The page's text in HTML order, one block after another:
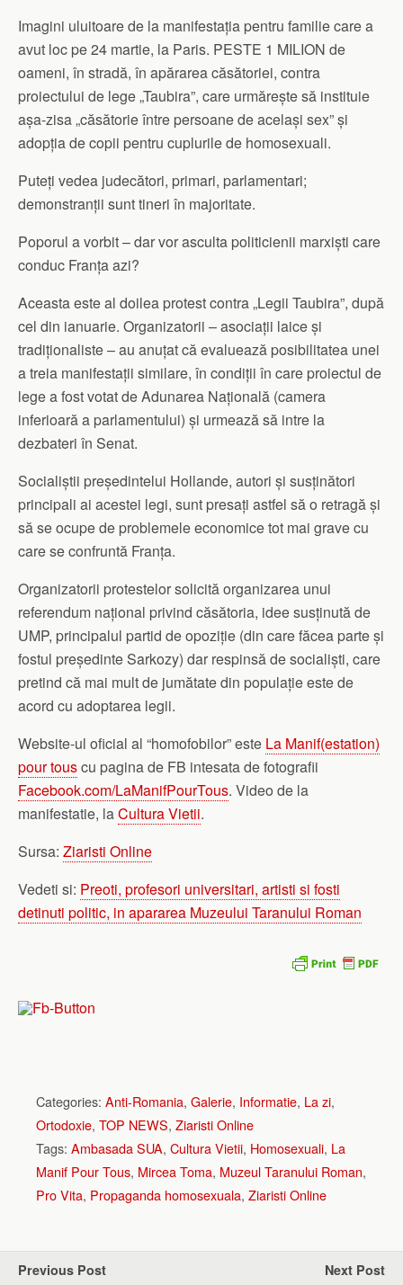
Imagini uluitoare de la manifestația pentru familie care a
avut loc pe 24 martie, la Paris. PESTE 1 MILION de
oameni, în stradă, în apărarea căsătoriei, contra
proiectului de lege „Taubira”, care urmărește să instituie
așa-zisa „căsătorie între persoane de același sex” și
adopția de copii pentru cuplurile de homosexuali.
Puteți vedea judecători, primari, parlamentari;
demonstranții sunt tineri în majoritate.
Poporul a vorbit – dar vor asculta politicienii marxiști care
conduc Franța azi?
Aceasta este al doilea protest contra „Legii Taubira”, după
cel din ianuarie. Organizatorii – asociații laice și
tradiționaliste – au anuțat că evaluează posibilitatea unei
a treia manifestații similare, în condiții în care proiectul de
lege a fost votat de Adunarea Națională (camera
inferioară a parlamentului) și urmează să intre la
dezbateri în Senat.
Socialiștii președintelui Hollande, autori și susținători
principali ai acestei legi, sunt presați astfel să o retragă și
să se ocupe de problemele economice tot mai grave cu
care se confruntă Franța.
Organizatorii protestelor solicită organizarea unui
referendum național privind căsătoria, idee susținută de
UMP, principalul partid de opoziție (din care făcea parte și
fostul președinte Sarkozy) dar respinsă de socialiști, care
pretind că mai mult de jumătate din populație este de
acord cu adoptarea legii.
Website-ul oficial al “homofobilor” este La Manif(estation)
pour touscu pagina de FB intesata de fotografii
Facebook.com/LaManifPourTous. Video de la
manifestatie, laCultura Vietii.
Sursa: Ziaristi Online
Vedeti si: Preoti, profesori universitari, artisti si fosti
detinuti politic, in apararea Muzeului Taranului Roman
Categories: Anti-Romania, Galerie, Informatie, La zi,
Ortodoxie, TOP NEWS, Ziaristi Online
Tags: Ambasada SUA, Cultura Vietii, Homosexuali, La
Manif Pour Tous, Mircea Toma, Muzeul Taranului Roman,
Pro Vita, Propaganda homosexuala, Ziaristi Online
Previous Post Next Post